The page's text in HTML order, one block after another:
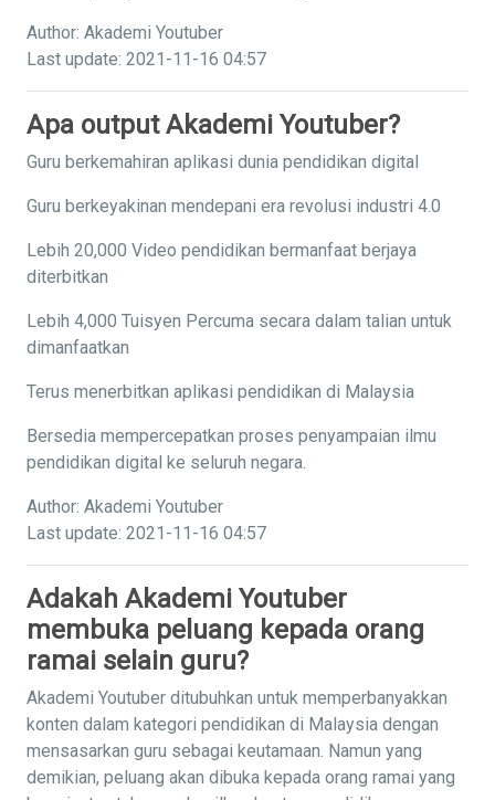
Author: Akademi Youtuber
Last update: 2021-11-16 04:57
Apa output Akademi Youtuber?
Guru berkemahiran aplikasi dunia pendidikan digital
Guru berkeyakinan mendepani era revolusi industri 4.0
Lebih 20,000 Video pendidikan bermanfaat berjaya
diterbitkan
Lebih 4,000 Tuisyen Percuma secara dalam talian untuk
dimanfaatkan
Terus menerbitkan aplikasi pendidikan di Malaysia
Bersedia mempercepatkan proses penyampaian ilmu
pendidikan digital ke seluruh negara.
Author: Akademi Youtuber
Last update: 2021-11-16 04:57
Adakah Akademi Youtuber
membuka peluang kepada orang
ramai selain guru?
Akademi Youtuber ditubuhkan untuk memperbanyakkan
konten dalam kategori pendidikan di Malaysia dengan
mensasarkan guru sebagai keutamaan. Namun yang
demikian, peluang akan dibuka kepada orang ramai yang